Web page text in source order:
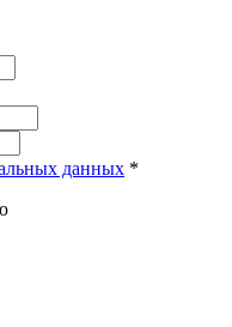
данных *